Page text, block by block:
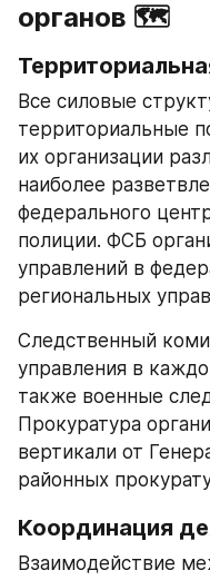
органов 🗺️
Все силовые
территориальные
их организации
наиболее
федерального
полиции. ФСБ
управлений в
региональных
Следственный
управления в
также военные
Прокуратура
вертикали от
районных
Координация
Взаимодействие